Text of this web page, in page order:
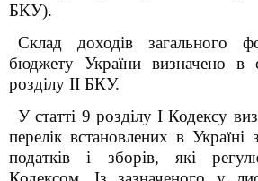
БКУ).
Склад доходів загального
бюджету України визначено в
розділу ІІ БКУ.
У статті 9 розділу І Кодексу
перелік встановлених в Україні
податків і зборів, які